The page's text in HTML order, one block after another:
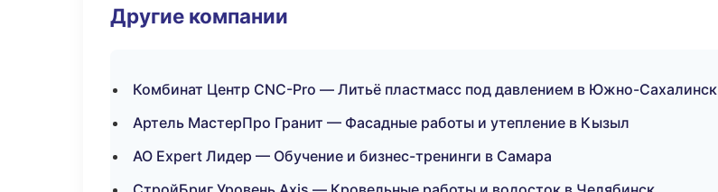
Другие компании
Комбинат Центр CNC-Pro — Литьё пластмасс под давлением в Южно-Сахалинск
Артель МастерПро Гранит — Фасадные работы и утепление в Кызыл
АО Expert Лидер — Обучение и бизнес-тренинги в Самара